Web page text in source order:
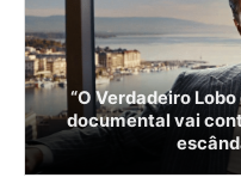
“O Verdadeiro
documental vai